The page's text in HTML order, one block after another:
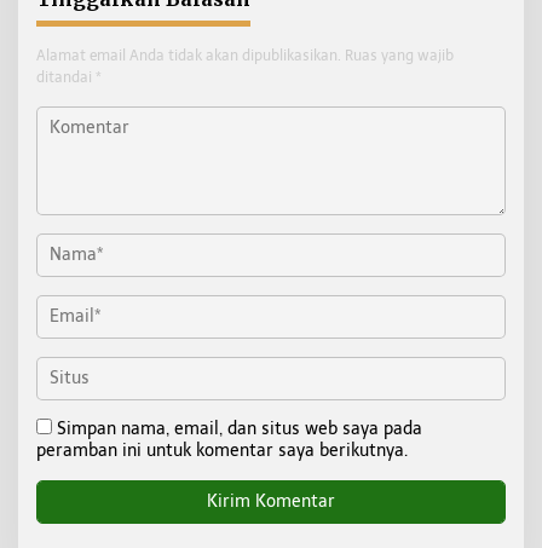
Alamat email Anda tidak akan dipublikasikan. Ruas yang wajib
ditandai *
Simpan nama, email, dan situs web saya pada
peramban ini untuk komentar saya berikutnya.